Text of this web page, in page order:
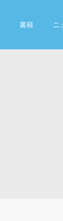
書籍 ニ